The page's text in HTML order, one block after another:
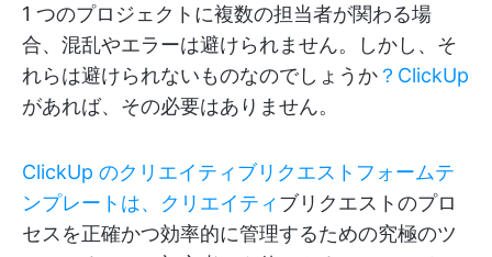
1 つのプロジェクトに複数の担当者が関わる場
合、混乱やエラーは避けられません。しかし、そ
れらは避けられないものなのでしょうか ？ClickUp
があれば、その必要はありません。
ClickUp のクリエイティブリクエストフォームテ
ンプレートは、クリエイティブリクエストのプロ
セスを正確かつ効率的に管理するための究極のツ